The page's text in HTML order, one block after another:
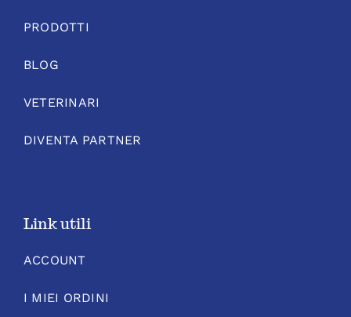
PRODOTTI
BLOG
VETERINARI
DIVENTA PARTNER
Link utili
ACCOUNT
I MIEI ORDINI